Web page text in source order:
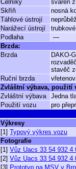
Čelníky
svařen
Skříň
nosná
Táhlové ústrojí
Narážecí ústrojí
Podlaha
—
Brzda:
Brzda
DAKO-
stavěč
Ruční brzda
Zvláštní výbava, použití
Zvláštní výbava
Jedna
Použití vozu
pro
Výkresy
[1] Typový výkres vozu
Fotografie
[1] Vůz Uacs 33 54 932 4
[2] Vůz Uacs 33 54 932 4
[3] Prototyp na MSV v